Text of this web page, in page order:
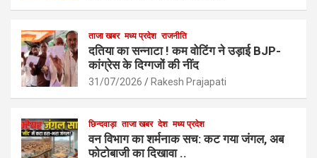
ताजा खबर मध्य प्रदेश राजनीति
दतिया का सन्नाटा ! कम वोटिंग ने उड़ाई BJP-
कांग्रेस के दिग्गजों की नींद
31/07/2026 Rakesh Prajapati
छिन्दवाड़ा ताजा खबर देश मध्य प्रदेश
वन विभाग का शर्मनाक सच: कट गया जंगल, अब
फोटोबाजी का दिखावा ..